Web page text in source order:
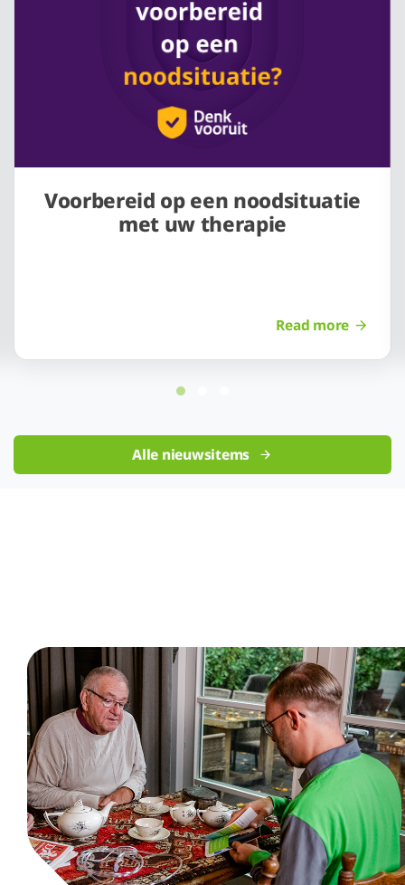
Voorbereid op een noodsituatie
met uw therapie
Read more
Alle nieuwsitems